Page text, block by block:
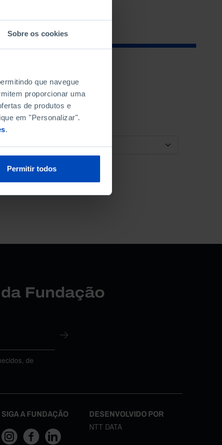
Sobre os cookies
que navegue
proporcionar uma
de produtos e
em "Personalizar".
.
Permitir todos
ORDENAR POR
Fundação
de
SIGA A FUNDAÇÃO DESENVOLVIDO POR
NTT DATA